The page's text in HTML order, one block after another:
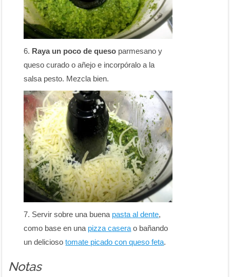
Raya un poco de queso parmesano y
queso curado o añejo e incorpóralo a la
salsa pesto. Mezcla bien.
Servir sobre una buena pasta al dente,
como base en una pizza casera o bañando
un deliciosotomate picado con queso feta.
Notas